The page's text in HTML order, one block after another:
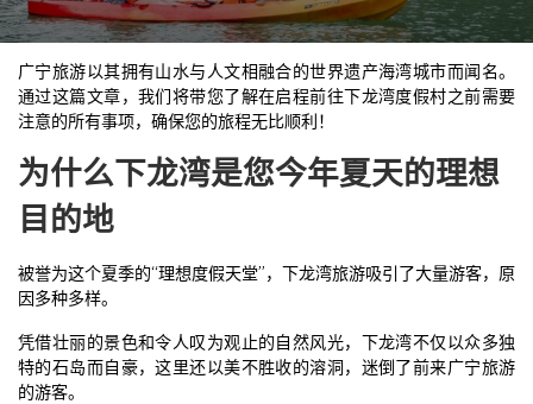
广宁旅游以其拥有山水与人文相融合的世界遗产海湾城市而闻名。
通过这篇文章，我们将带您了解在启程前往下龙湾度假村之前需要
注意的所有事项，确保您的旅程无比顺利！
为什么下龙湾是您今年夏天的理想
目的地
被誉为这个夏季的“理想度假天堂”，下龙湾旅游吸引了大量游客，原
因多种多样。
凭借壮丽的景色和令人叹为观止的自然风光，下龙湾不仅以众多独
特的石岛而自豪，这里还以美不胜收的溶洞，迷倒了前来广宁旅游
的游客。